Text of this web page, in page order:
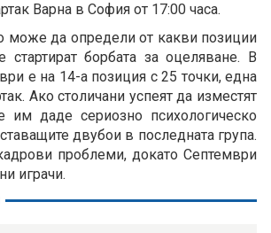
Варна в София от 17:00 часа.
може да определи от какви позиции
стартират борбата за оцеляване. В
е на 14-а позиция с 25 точки, една
Ако столичани успеят да изместят
им даде сериозно психологическо
двубои в последната група.
проблеми, докато Септември
играчи.